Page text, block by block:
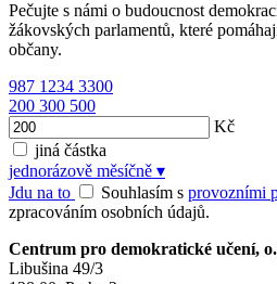
Pečujte s námi o budoucnost
žákovských parlamentů, které
občany.
987 1234 3300
200 300 500
Kč
jiná částka
jednorázově měsíčně ▾
Jdu na to
Souhlasím s provozními
zpracováním osobních údajů.
Centrum pro demokratické učení,
Libušina 49/3